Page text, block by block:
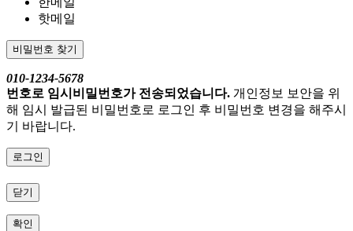
핫메일
비밀번호 찾기
010-1234-5678
번호로 임시비밀번호가 전송되었습니다. 개인정보 보안을 위
해 임시 발급된 비밀번호로 로그인 후 비밀번호 변경을 해주시
기 바랍니다.
로그인
닫기
확인